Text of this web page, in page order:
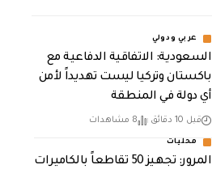
عربي ودولي
السعودية: الاتفاقية الدفاعية مع
باكستان وتركيا ليست تهديداً لأمن
أي دولة في المنطقة
قبل 10 دقائق 8 مشاهدات
محليات
المرور: تجهيز 50 تقاطعاً بالكاميرات